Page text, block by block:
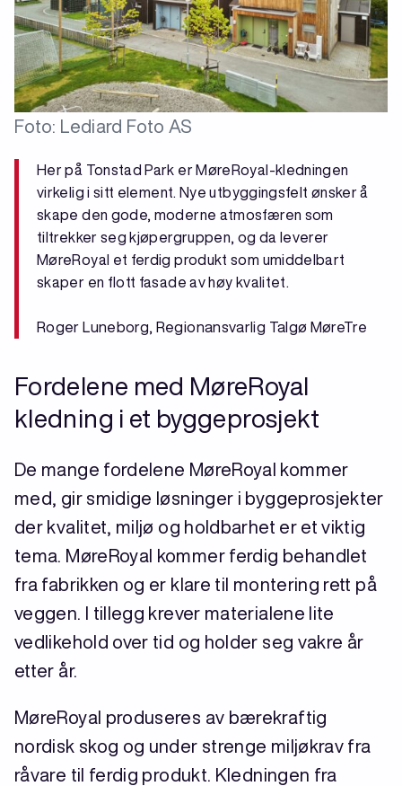
Foto: Lediard Foto AS
Her på Tonstad Park er MøreRoyal-kledningen
virkelig i sitt element. Nye utbyggingsfelt ønsker å
skape den gode, moderne atmosfæren som
tiltrekker seg kjøpergruppen, og da leverer
MøreRoyal et ferdig produkt som umiddelbart
skaper en flott fasade av høy kvalitet.
Roger Luneborg, Regionansvarlig Talgø MøreTre
Fordelene med MøreRoyal
kledning i et byggeprosjekt
De mange fordelene MøreRoyal kommer
med, gir smidige løsninger i byggeprosjekter
der kvalitet, miljø og holdbarhet er et viktig
tema. MøreRoyal kommer ferdig behandlet
fra fabrikken og er klare til montering rett på
veggen. I tillegg krever materialene lite
vedlikehold over tid og holder seg vakre år
etter år.
MøreRoyal produseres av bærekraftig
nordisk skog og under strenge miljøkrav fra
råvare til ferdig produkt. Kledningen fra